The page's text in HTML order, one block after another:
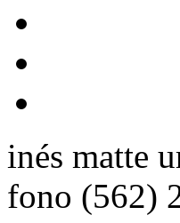
inés matte
fono (562)